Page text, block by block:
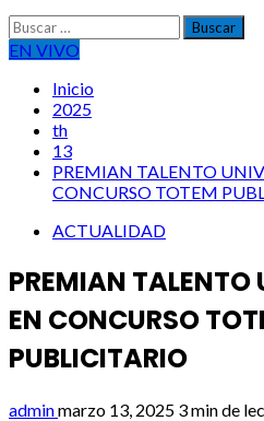
Buscar:
EN VIVO
Inicio
2025
th
13
PREMIAN TALENTO
CONCURSO TOTEM
ACTUALIDAD
PREMIAN TALENTO
EN CONCURSO
PUBLICITARIO
adminmarzo 13, 2025 3 min de